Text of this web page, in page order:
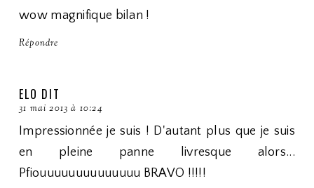
wow magnifique bilan !
Répondre
ELO DIT
31 mai 2013 à 10:24
Impressionnée je suis ! D'autant plus que je suis
en pleine panne livresque alors...
Pfiouuuuuuuuuuuuuu BRAVO !!!!!